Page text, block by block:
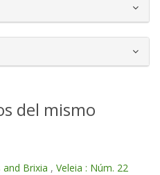
del mismo
and Brixia , Veleia : Núm. 22